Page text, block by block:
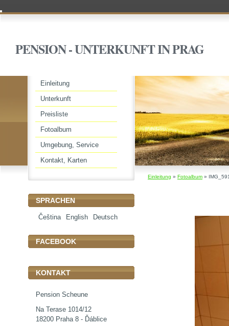
PENSION - UNTERKUNFT IN PRAG
Einleitung » Fotoalbum »
Einleitung
Unterkunft
Preisliste
Fotoalbum
Umgebung, Service
Kontakt, Karten
SPRACHEN
Čeština English Deutsch
FACEBOOK
KONTAKT
Pension Scheune
Na Terase 1014/12
18200 Praha 8 - Ďáblice